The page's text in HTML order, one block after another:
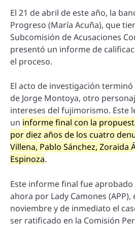
El 21 de abril de este año, la
Progreso (María Acuña), que
Subcomisión de Acusaciones
presentó un informe de
el proceso.
El acto de investigación
de Jorge Montoya, otro
intereses del fujimorismo. Este
un informe final con la
por diez años de los cuatro
Villena, Pablo Sánchez, Zoraida
Espinoza.
Este informe final fue aprobado
ahora por Lady Camones (APP),
noviembre y de inmediato el
ser ratificado en la Comisión